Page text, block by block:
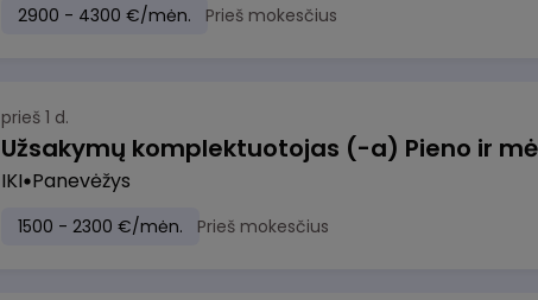
2900 - 4300 €/mėn. Prieš mokesčius
prieš 1 d.
IKI Panevėžys
1500 - 2300 €/mėn. Prieš mokesčius